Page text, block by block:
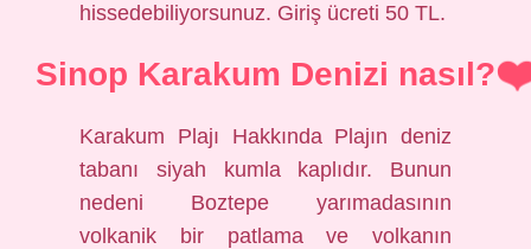
hissedebiliyorsunuz. Giriş ücreti 50 TL.
Sinop Karakum Denizi nasıl?
Karakum Plajı Hakkında Plajın deniz
tabanı siyah kumla kaplıdır. Bunun
nedeni Boztepe yarımadasının
volkanik bir patlama ve volkanın